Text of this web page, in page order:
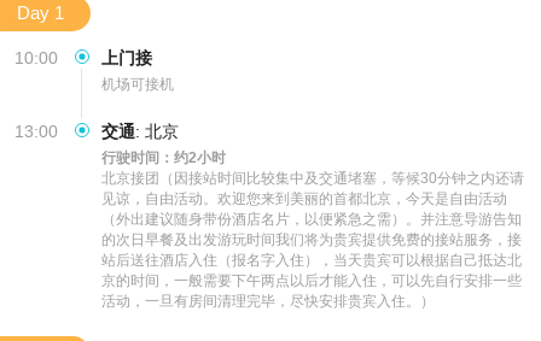
Day 1
10:00 上门接
机场可接机
13:00 交通: 北京
行驶时间：约2小时
北京接团（因接站时间比较集中及交通堵塞，等候30分钟之内还请
见谅，自由活动。欢迎您来到美丽的首都北京，今天是自由活动
（外出建议随身带份酒店名片，以便紧急之需）。并注意导游告知
的次日早餐及出发游玩时间我们将为贵宾提供免费的接站服务，接
站后送往酒店入住（报名字入住），当天贵宾可以根据自己抵达北
京的时间，一般需要下午两点以后才能入住，可以先自行安排一些
活动，一旦有房间清理完毕，尽快安排贵宾入住。）